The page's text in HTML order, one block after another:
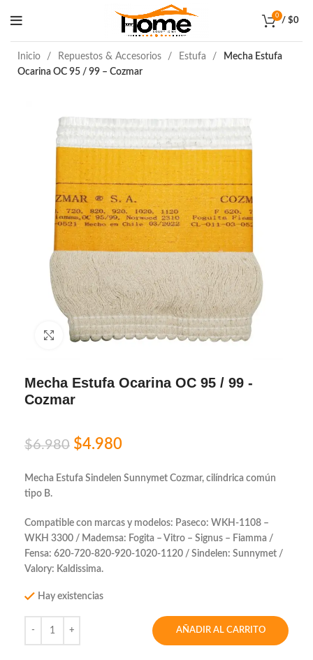
0
/ $0
Inicio Repuestos & Accesorios Estufa
Mecha Estufa
Ocarina OC 95 / 99 – Cozmar
Click to enlarge
Mecha Estufa Ocarina OC 95 / 99 -
Cozmar
$6.980 $4.980
Mecha Estufa Sindelen Sunnymet Cozmar, cilíndrica común
tipo B.
Compatible con marcas y modelos: Paseco: WKH-1108 –
WKH 3300 / Mademsa: Fogita – Vitro – Signus – Fiamma /
Fensa: 620-720-820-920-1020-1120 / Sindelen: Sunnymet /
Valory: Kaldissima.
Hay existencias
AÑADIR AL CARRITO